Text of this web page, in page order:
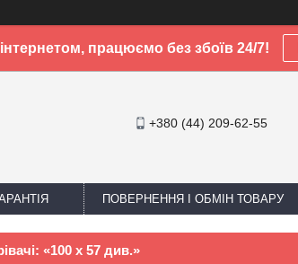
працюємо без збоїв 24/7!
+380 (44) 209-62-55
ПОВЕРНЕННЯ І ОБМІН ТОВАРУ
«100 х 57 див.»